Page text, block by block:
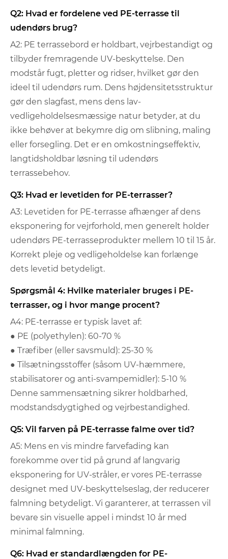
Q2: Hvad er fordelene ved PE-terrasse til
udendørs brug?
A2: PE terrassebord er holdbart, vejrbestandigt og
tilbyder fremragende UV-beskyttelse. Den
modstår fugt, pletter og ridser, hvilket gør den
ideel til udendørs rum. Dens højdensitetsstruktur
gør den slagfast, mens dens lav-
vedligeholdelsesmæssige natur betyder, at du
ikke behøver at bekymre dig om slibning, maling
eller forsegling. Det er en omkostningseffektiv,
langtidsholdbar løsning til udendørs
terrassebehov.
Q3: Hvad er levetiden for PE-terrasser?
A3: Levetiden for PE-terrasse afhænger af dens
eksponering for vejrforhold, men generelt holder
udendørs PE-terrasseprodukter mellem 10 til 15 år.
Korrekt pleje og vedligeholdelse kan forlænge
dets levetid betydeligt.
Spørgsmål 4: Hvilke materialer bruges i PE-
terrasser, og i hvor mange procent?
A4: PE-terrasse er typisk lavet af:
● PE (polyethylen): 60-70 %
● Træfiber (eller savsmuld): 25-30 %
● Tilsætningsstoffer (såsom UV-hæmmere,
stabilisatorer og anti-svampemidler): 5-10 %
Denne sammensætning sikrer holdbarhed,
modstandsdygtighed og vejrbestandighed.
Q5: Vil farven på PE-terrasse falme over tid?
A5: Mens en vis mindre farvefading kan
forekomme over tid på grund af langvarig
eksponering for UV-stråler, er vores PE-terrasse
designet med UV-beskyttelseslag, der reducerer
falmning betydeligt. Vi garanterer, at terrassen vil
bevare sin visuelle appel i mindst 10 år med
minimal falmning.
Q6: Hvad er standardlængden for PE-